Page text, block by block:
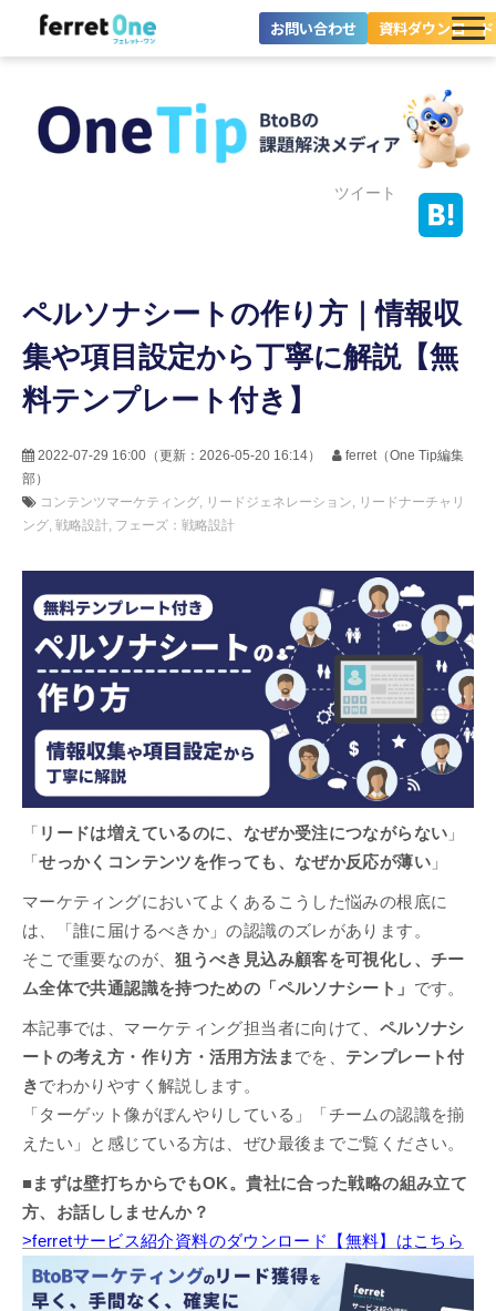
お問い合わせ 資料ダウンロード
ツール・機能一覧
料金プラン
セミナー
お役立ち情報
ツイート
ペルソナシートの作り方｜情報収
集や項目設定から丁寧に解説【無
料テンプレート付き】
2022-07-29 16:00 （更新： 2026-05-20 16:14）
ferret（One Tip編集
部）
コンテンツマーケティング
リードジェネレーション
リードナーチャリ
ング 戦略設計 フェーズ：戦略設計
「 リードは増えているのに、なぜか受注につながらない 」
「せっかくコンテンツを作っても、なぜか反応が薄い」
マーケティングにおいてよくあるこうした悩みの根底に
は、「誰に届けるべきか」の認識のズレがあります。
そこで重要なのが、狙うべき見込み顧客を可視化し、チー
ム全体で共通認識を持つための「ペルソナシート」 です。
本記事では、マーケティング担当者に向けて、 ペルソナシ
ートの考え方・作り方・活用方法ま でを、 テンプレート付
きでわかりやすく解説します。
「ターゲット像がぼんやりしている」「チームの認識を揃
えたい」と感じている方は、ぜひ最後までご覧ください。
■まずは壁打ちからでもOK。貴社に合った戦略の組み立て
方、お話ししませんか？
>ferretサービス紹介資料のダウンロード【無料】はこちら